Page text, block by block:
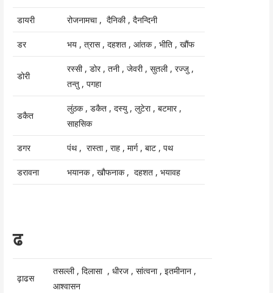
डायरी रोजनामचा , दैनिकी , दैनन्दिनी
डर भय , त्रास , दहशत , आंतक , भीति , खौंफ
डोरी
रस्सी , डोर , तनी , जेवरी , सुतली , रज्जु ,
तन्तु , पगहा
डकैत
लुंठक , डकैत , दस्यु , लुटेरा , बटमार ,
साहसिक
डगर पंथ , रास्ता , राह , मार्ग , बाट , पथ
डरावना भयानक , खौफनाक , दहशत , भयावह
ढ
ढ़ाढस
तसल्ली , दिलासा , धीरज , सांत्वना , इतमीनान ,
आश्वासन